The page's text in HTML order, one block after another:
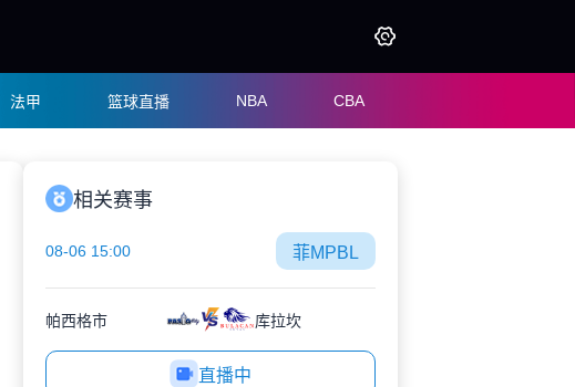
法甲 篮球直播 NBA CBA
相关赛事
08-06 15:00 菲MPBL
帕西格市 库拉坎
直播中